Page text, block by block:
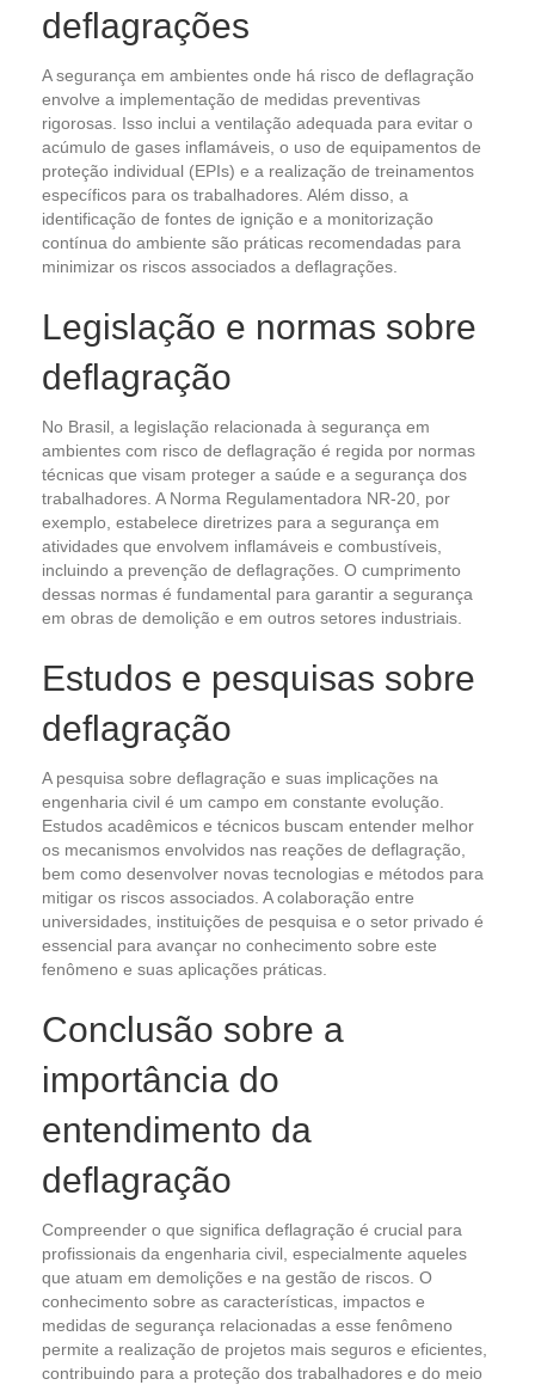
deflagrações
A segurança em ambientes onde há risco de deflagração
envolve a implementação de medidas preventivas
rigorosas. Isso inclui a ventilação adequada para evitar o
acúmulo de gases inflamáveis, o uso de equipamentos de
proteção individual (EPIs) e a realização de treinamentos
específicos para os trabalhadores. Além disso, a
identificação de fontes de ignição e a monitorização
contínua do ambiente são práticas recomendadas para
minimizar os riscos associados a deflagrações.
Legislação e normas sobre
deflagração
No Brasil, a legislação relacionada à segurança em
ambientes com risco de deflagração é regida por normas
técnicas que visam proteger a saúde e a segurança dos
trabalhadores. A Norma Regulamentadora NR-20, por
exemplo, estabelece diretrizes para a segurança em
atividades que envolvem inflamáveis e combustíveis,
incluindo a prevenção de deflagrações. O cumprimento
dessas normas é fundamental para garantir a segurança
em obras de demolição e em outros setores industriais.
Estudos e pesquisas sobre
deflagração
A pesquisa sobre deflagração e suas implicações na
engenharia civil é um campo em constante evolução.
Estudos acadêmicos e técnicos buscam entender melhor
os mecanismos envolvidos nas reações de deflagração,
bem como desenvolver novas tecnologias e métodos para
mitigar os riscos associados. A colaboração entre
universidades, instituições de pesquisa e o setor privado é
essencial para avançar no conhecimento sobre este
fenômeno e suas aplicações práticas.
Conclusão sobre a
importância do
entendimento da
deflagração
Compreender o que significa deflagração é crucial para
profissionais da engenharia civil, especialmente aqueles
que atuam em demolições e na gestão de riscos. O
conhecimento sobre as características, impactos e
medidas de segurança relacionadas a esse fenômeno
permite a realização de projetos mais seguros e eficientes,
contribuindo para a proteção dos trabalhadores e do meio